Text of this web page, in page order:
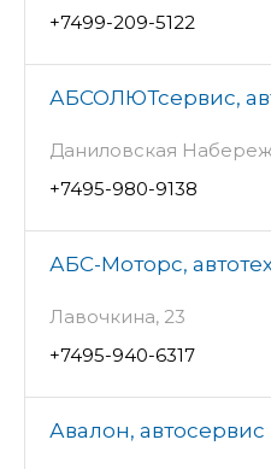
+7499-209-5122
АБСОЛЮТсервис,
Даниловская
+7495-980-9138
АБС-Моторс,
Лавочкина, 23
+7495-940-6317
Авалон, автосервис